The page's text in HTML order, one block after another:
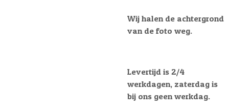
Wij halen de achtergrond
van de foto weg.
Levertijd is 2/4
werkdagen, zaterdag is
bij ons geen werkdag.